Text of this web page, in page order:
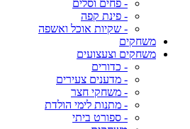
- פחים וסלים
- פינת קפה
- שקיות אוכל ואשפה
משחקים
משחקים וצעצועים
- כדורים
- מדענים צעירים
- משחקי חצר
- מתנות לימי הולדת
- ספורט ביתי